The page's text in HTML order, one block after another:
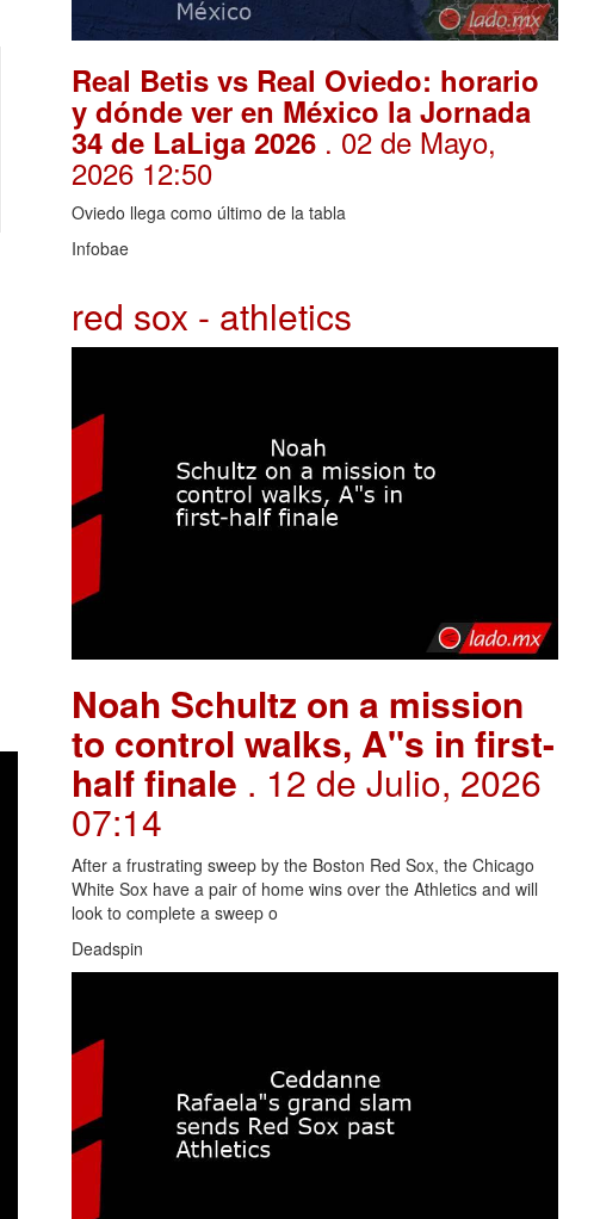
Real Betis vs Real Oviedo: horario
y dónde ver en México la Jornada
34 de LaLiga 2026 . 02 de Mayo,
2026 12:50
Oviedo llega como último de la tabla
Infobae
red sox - athletics
Noah Schultz on a mission
to control walks, A"s in first-
half finale . 12 de Julio, 2026
07:14
After a frustrating sweep by the Boston Red Sox, the Chicago
White Sox have a pair of home wins over the Athletics and will
look to complete a sweep o
Deadspin